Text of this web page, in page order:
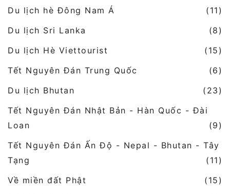
Du lịch hè Đông Nam Á
(11)
Du lịch Sri Lanka
(8)
Du lịch Hè Viettourist
(15)
Tết Nguyên Đán Trung Quốc
(6)
Du lịch Bhutan
(23)
Tết Nguyên Đán Nhật Bản - Hàn Quốc - Đài
Loan
(9)
Tết Nguyên Đán Ấn Độ - Nepal - Bhutan - Tây
Tạng
(11)
Về miền đất Phật
(15)